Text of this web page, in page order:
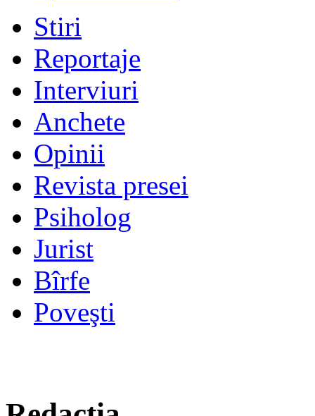
Stiri
Reportaje
Interviuri
Anchete
Opinii
Revista presei
Psiholog
Jurist
Bîrfe
Poveşti